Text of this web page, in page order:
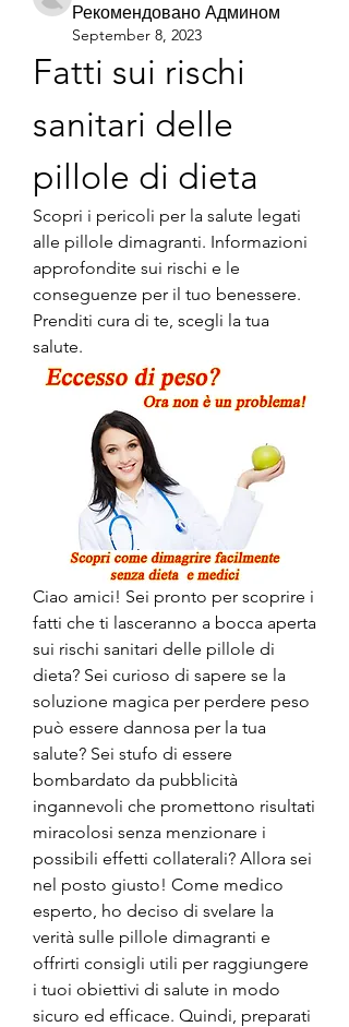
Рекомендовано Админом
September 8, 2023
Fatti sui rischi
sanitari delle
pillole di dieta
Scopri i pericoli per la salute legati
alle pillole dimagranti. Informazioni
approfondite sui rischi e le
conseguenze per il tuo benessere.
Prenditi cura di te, scegli la tua
salute.
Ciao amici! Sei pronto per scoprire i
fatti che ti lasceranno a bocca aperta
sui rischi sanitari delle pillole di
dieta? Sei curioso di sapere se la
soluzione magica per perdere peso
può essere dannosa per la tua
salute? Sei stufo di essere
bombardato da pubblicità
ingannevoli che promettono risultati
miracolosi senza menzionare i
possibili effetti collaterali? Allora sei
nel posto giusto! Come medico
esperto, ho deciso di svelare la
verità sulle pillole dimagranti e
offrirti consigli utili per raggiungere
i tuoi obiettivi di salute in modo
sicuro ed efficace. Quindi, preparati